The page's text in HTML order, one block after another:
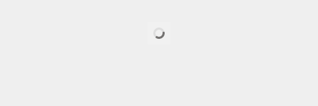
Loading…